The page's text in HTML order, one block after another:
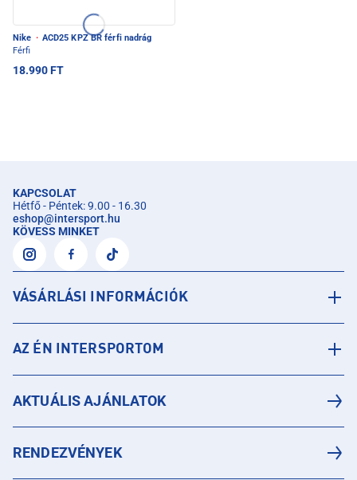
Nike · ACD25 KPZ BR férfi nadrág
Férfi
18.990 FT
KAPCSOLAT
Hétfő - Péntek: 9.00 - 16.30
eshop@intersport.hu
KÖVESS MINKET
VÁSÁRLÁSI INFORMÁCIÓK
AZ ÉN INTERSPORTOM
AKTUÁLIS AJÁNLATOK
RENDEZVÉNYEK